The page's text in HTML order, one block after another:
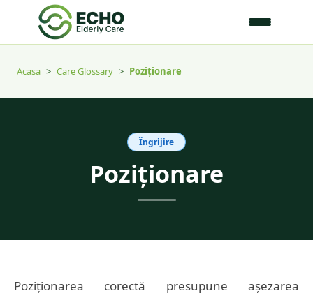
Acasa > Care Glossary > Poziționare
Îngrijire
Poziționare
Poziționarea corectă presupune așezarea